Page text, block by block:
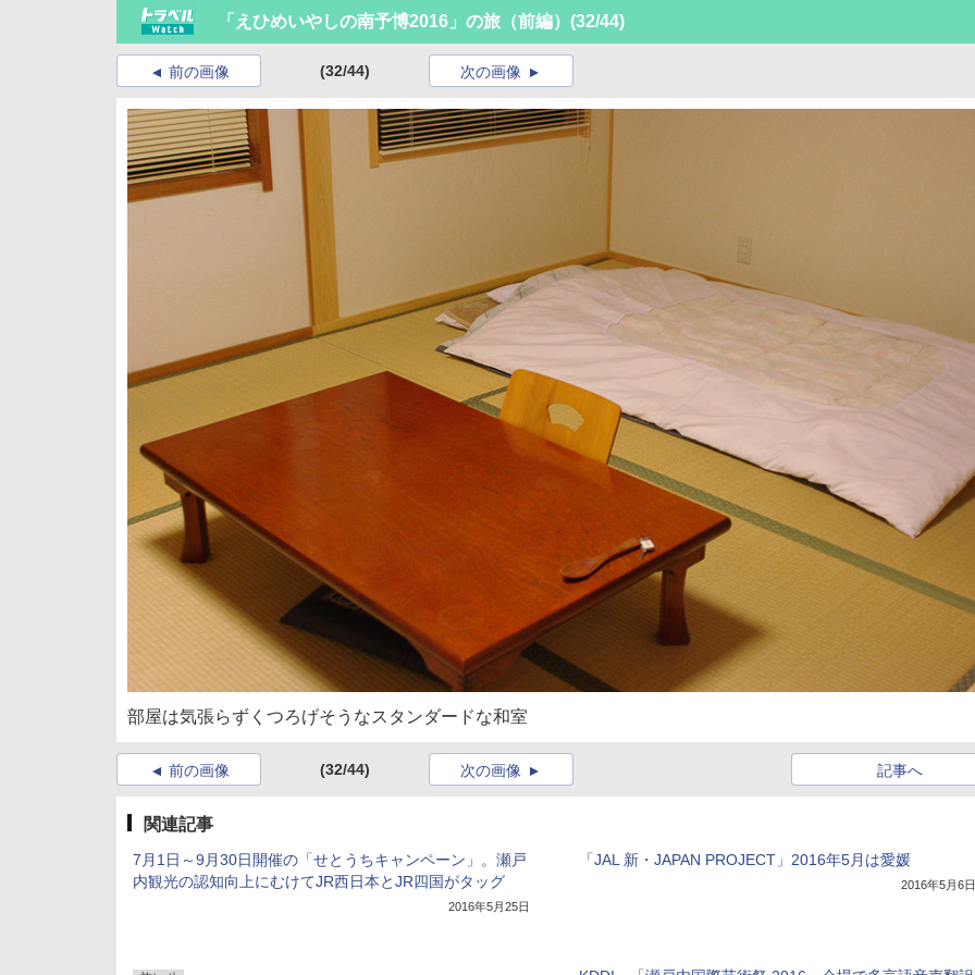
「えひめいやしの南予博2016」の旅（前編） (32/44)
前の画像 (32/44) 次の画像
部屋は気張らずくつろげそうなスタンダードな和室
前の画像 (32/44) 記事へ
次の画像
関連記事
7月1日～9月30日開催の「せとうちキャンペーン」。瀬戸
内観光の認知向上にむけてJR西日本とJR四国がタッグ
2016年5月25日
「JAL 新・JAPAN PROJECT」2016年5月は愛媛
2016年5月6日